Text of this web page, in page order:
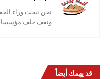
نحن نبحث وراء
ونقف خلف
قد يهمك أيضاً